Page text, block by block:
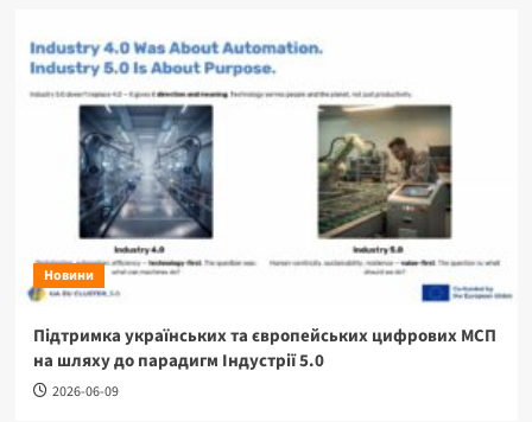
Новини
Підтримка українських та європейських цифрових МСП
на шляху до парадигм Індустрії 5.0
2026-06-09